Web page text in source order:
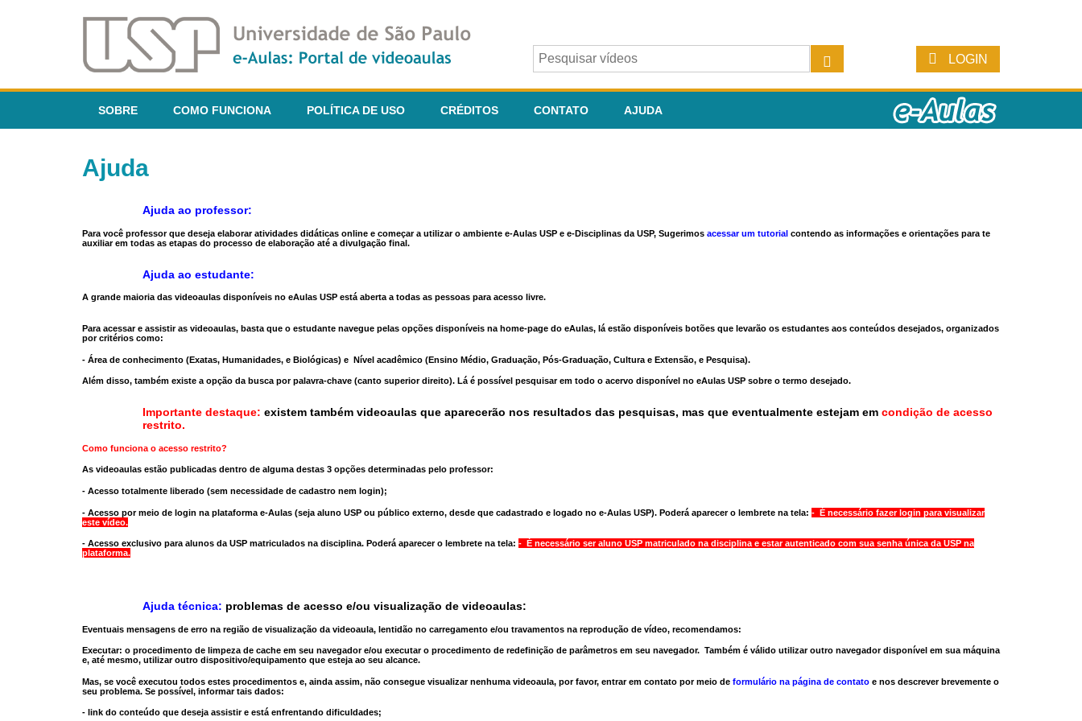
LOGIN
SOBRE COMO FUNCIONA POLÍTICA DE USO CRÉDITOS CONTATO AJUDA
Ajuda
Ajuda ao professor:
Para você professor que deseja elaborar atividades didáticas online e começar a utilizar o ambiente e-Aulas USP e e-Disciplinas da USP, Sugerimos acessar um tutorial contendo as informações e orientações para te
auxiliar em todas as etapas do processo de elaboração até a divulgação final.
Ajuda ao estudante:
A grande maioria das videoaulas disponíveis no eAulas USP está aberta a todas as pessoas para acesso livre.
Para acessar e assistir as videoaulas, basta que o estudante navegue pelas opções disponíveis na home-page do eAulas, lá estão disponíveis botões que levarão os estudantes aos conteúdos desejados, organizados
por critérios como:
- Área de conhecimento (Exatas, Humanidades, e Biológicas) e Nível acadêmico (Ensino Médio, Graduação, Pós-Graduação, Cultura e Extensão, e Pesquisa).
Além disso, também existe a opção da busca por palavra-chave (canto superior direito). Lá é possível pesquisar em todo o acervo disponível no eAulas USP sobre o termo desejado.
Importante destaque: existem também videoaulas que aparecerão nos resultados das pesquisas, mas que eventualmente estejam em condição de acesso
restrito.
Como funciona o acesso restrito?
As videoaulas estão publicadas dentro de alguma destas 3 opções determinadas pelo professor:
- Acesso totalmente liberado (sem necessidade de cadastro nem login);
- Acesso por meio de login na plataforma e-Aulas (seja aluno USP ou público externo, desde que cadastrado e logado no e-Aulas USP). Poderá aparecer o lembrete na tela: - É necessário fazer login para visualizar
este vídeo.
- Acesso exclusivo para alunos da USP matriculados na disciplina. Poderá aparecer o lembrete na tela: - É necessário ser aluno USP matriculado na disciplina e estar autenticado com sua senha única da USP na
plataforma.
Ajuda técnica: problemas de acesso e/ou visualização de videoaulas:
Eventuais mensagens de erro na região de visualização da videoaula, lentidão no carregamento e/ou travamentos na reprodução de vídeo, recomendamos:
Executar: o procedimento de limpeza de cache em seu navegador e/ou executar o procedimento de redefinição de parâmetros em seu navegador. Também é válido utilizar outro navegadordisponível em sua máquina
e, até mesmo, utilizar outro dispositivo/equipamento que esteja ao seu alcance.
Mas, se você executou todos estes procedimentos e, ainda assim, não consegue visualizar nenhuma videoaula, por favor, entrar em contato por meio de formulário na página de contato e nos descrever brevemente o
seu problema. Se possível, informar tais dados:
- link do conteúdo que deseja assistir e está enfrentando dificuldades;